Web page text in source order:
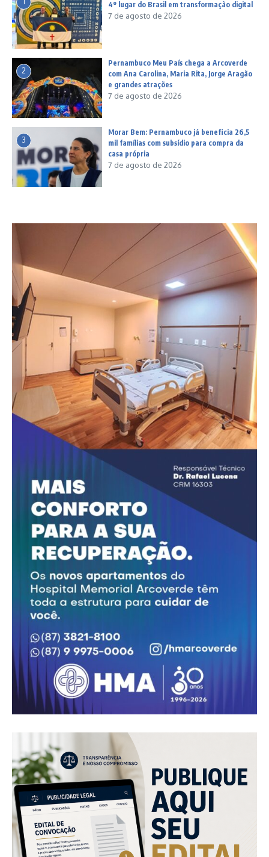
4º lugar do Brasil em transformação digital
7 de agosto de 2026
2
Pernambuco Meu País chega a Arcoverde
com Ana Carolina, Maria Rita, Jorge Aragão
e grandes atrações
7 de agosto de 2026
3
Morar Bem: Pernambuco já beneficia 26,5
mil famílias com subsídio para compra da
casa própria
7 de agosto de 2026